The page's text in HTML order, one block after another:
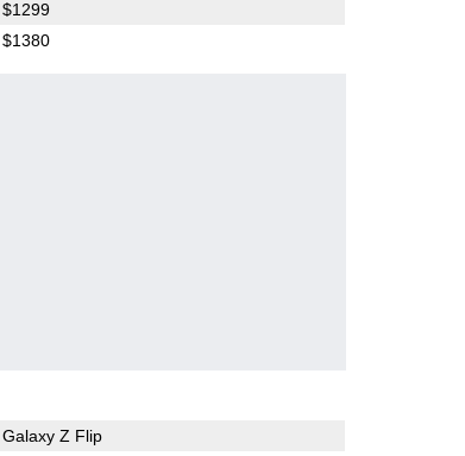
$1299
$1380
Galaxy Z Flip